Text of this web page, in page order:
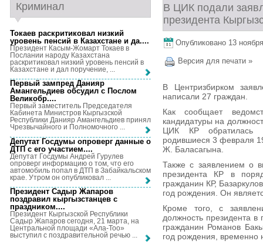
В ЦИК подали
президента
Опубликовано 13
Версия для печати »
В Центризбирком
написали 27 граждан.
Как сообщает
кандидатуры на
ЦИК КР обратилась
родившиеся 3 февраля
Ж. Баласагына.
Также с заявлением о
президента КР в
гражданин КР,
год рождения. Он
Кроме того, с
должность президента
гражданин Романов
год рождения, временно
Криминал
Токаев раскритиковал низкий
уровень пенсий в Казахстане и да....
Президент Касым-Жомарт Токаев в
Послании народу Казахстана
раскритиковал низкий уровень пенсий в
Казахстане и дал поручение, ...
Первый зампред Данияр
Амангельдиев обсудил с Послом
Великобр....
Первый заместитель Председателя
Кабинета Министров Кыргызской
Республики Данияр Амангельдиев принял
Чрезвычайного и Полномочного ...
Депутат Госдумы опроверг данные о
ДТП с его участием....
Депутат Госдумы Андрей Гурулев
опроверг информацию о том, что его
автомобиль попал в ДТП в Забайкальском
крае. Утром он опубликовал ...
Президент Садыр Жапаров
поздравил кыргызстанцев с
праздником....
Президент Кыргызской Республики
Садыр Жапаров сегодня, 21 марта, на
Центральной площади «Ала-Тоо»
выступил с поздравительной речью ...